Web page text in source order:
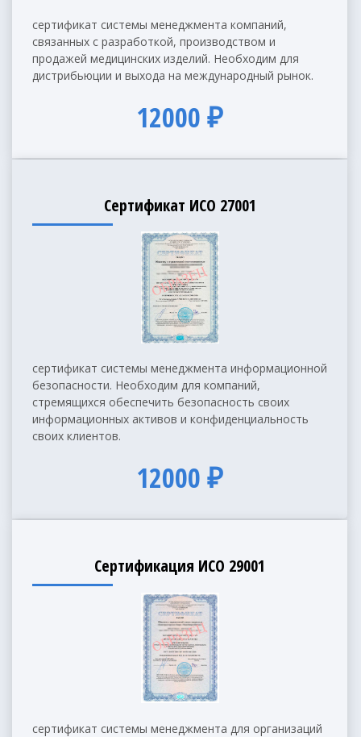
сертификат системы менеджмента компаний,
связанных с разработкой, производством и
продажей медицинских изделий. Необходим для
дистрибьюции и выхода на международный рынок.
12000 ₽
Сертификат ИСО 27001
сертификат системы менеджмента информационной
безопасности. Необходим для компаний,
стремящихся обеспечить безопасность своих
информационных активов и конфиденциальность
своих клиентов.
12000 ₽
Сертификация ИСО 29001
сертификат системы менеджмента для организаций